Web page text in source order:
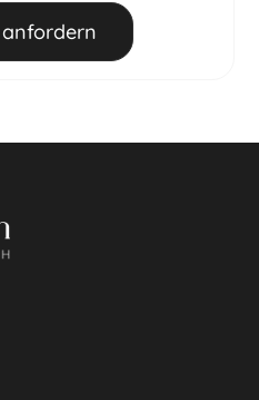
50 % des
werden einbehalten.
automatisch